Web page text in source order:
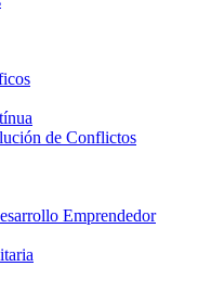
de Conflictos
Emprendedor